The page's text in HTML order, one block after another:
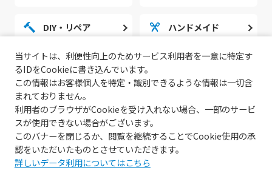
DIY・リペア ハンドメイド
勉強・スタディ ノウハウ
© 2022 無料動画サイトGoody!TV.
当サイトは、利便性向上のためサービス利用者を一意に特定す
るIDをCookieに書き込んでいます。
この情報はお客様個人を特定・識別できるような情報は一切含
まれておりません。
利用者のブラウザがCookieを受け入れない場合、一部のサービ
スが使用できない場合がございます。
このバナーを閉じるか、閲覧を継続することでCookie使用の承
認をいただいたものとさせていただきます。
詳しいデータ利用についてはこちら